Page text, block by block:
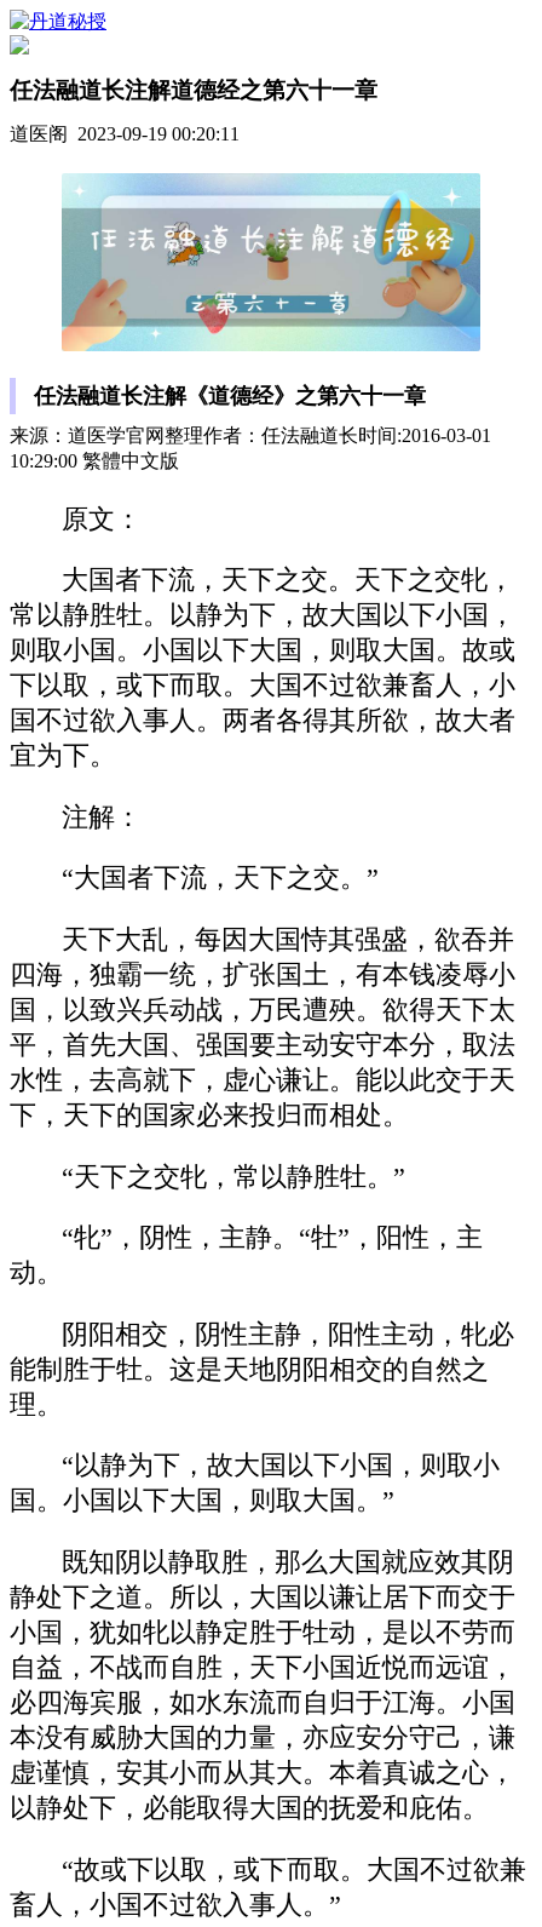
任法融道长注解道德经之第六十一章
道医阁 2023-09-19 00:20:11
任法融道长注解《道德经》之第六十一章
来源：道医学官网整理作者：任法融道长时间:2016-03-01
10:29:00 繁體中文版
原文：
大国者下流，天下之交。天下之交牝，
常以静胜牡。以静为下，故大国以下小国，
则取小国。小国以下大国，则取大国。故或
下以取，或下而取。大国不过欲兼畜人，小
国不过欲入事人。两者各得其所欲，故大者
宜为下。
注解：
“大国者下流，天下之交。”
天下大乱，每因大国恃其强盛，欲吞并
四海，独霸一统，扩张国土，有本钱凌辱小
国，以致兴兵动战，万民遭殃。欲得天下太
平，首先大国、强国要主动安守本分，取法
水性，去高就下，虚心谦让。能以此交于天
下，天下的国家必来投归而相处。
“天下之交牝，常以静胜牡。”
“牝”，阴性，主静。“牡”，阳性，主
动。
阴阳相交，阴性主静，阳性主动，牝必
能制胜于牡。这是天地阴阳相交的自然之
理。
“以静为下，故大国以下小国，则取小
国。小国以下大国，则取大国。”
既知阴以静取胜，那么大国就应效其阴
静处下之道。所以，大国以谦让居下而交于
小国，犹如牝以静定胜于牡动，是以不劳而
自益，不战而自胜，天下小国近悦而远谊，
必四海宾服，如水东流而自归于江海。小国
本没有威胁大国的力量，亦应安分守己，谦
虚谨慎，安其小而从其大。本着真诚之心，
以静处下，必能取得大国的抚爱和庇佑。
“故或下以取，或下而取。大国不过欲兼
畜人，小国不过欲入事人。”